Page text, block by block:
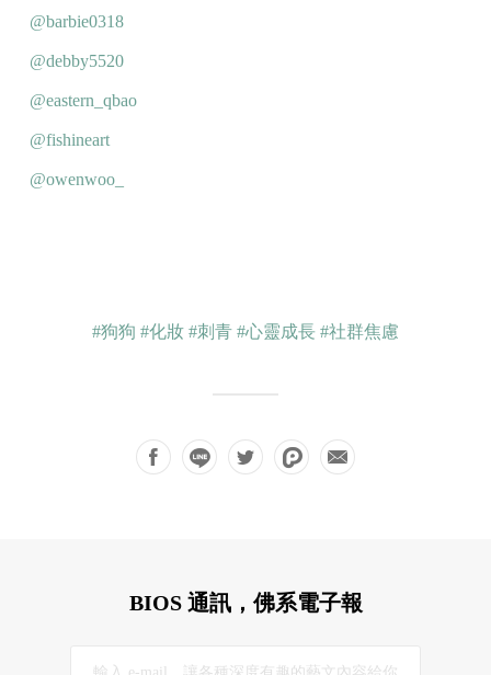
@barbie0318
@debby5520
@eastern_qbao
@fishineart
@owenwoo_
#狗狗 #化妝 #刺青 #心靈成長 #社群焦慮
BIOS 通訊，佛系電子報